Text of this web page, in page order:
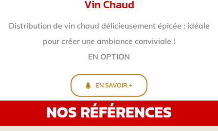
Vin Chaud
Distribution de vin chaud délicieusement épicée : idéale
pour créer une ambiance conviviale !
EN OPTION
EN SAVOIR +
NOS RÉFÉRENCES